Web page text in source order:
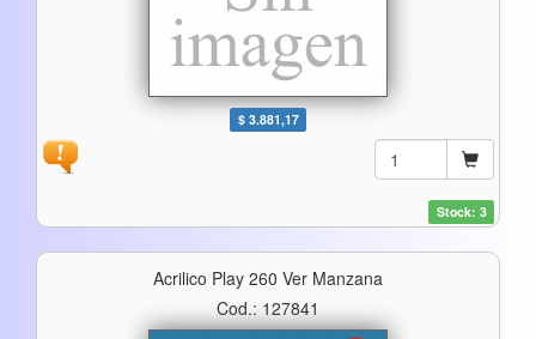
$ 3.881,17
Stock: 3
Acrilico Play 260 Ver Manzana
Cod.: 127841